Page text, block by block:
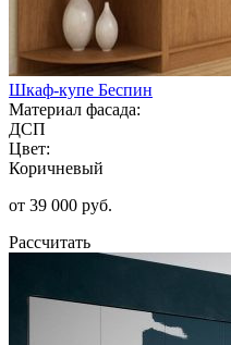
Шкаф-купе Беспин
Материал фасада:
ДСП
Цвет:
Коричневый
от 39 000 руб.
Рассчитать